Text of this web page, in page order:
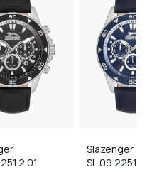
Slazenger